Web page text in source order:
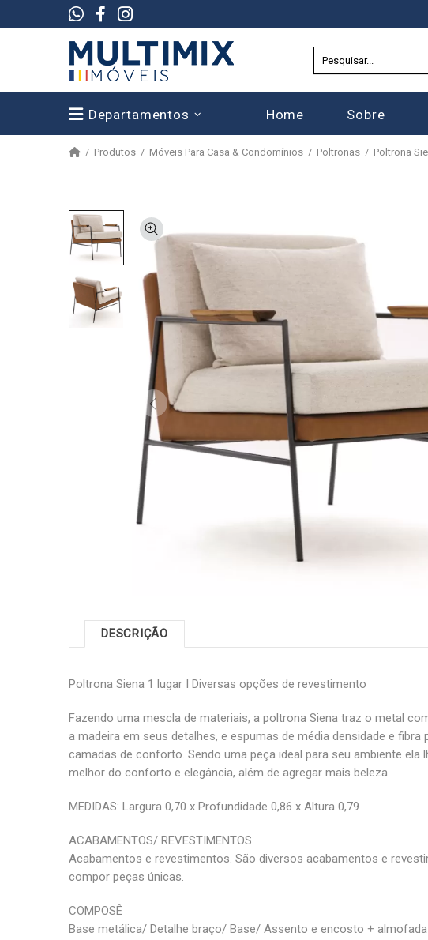
Departamentos Home Sobre
Produtos Móveis Para Casa & Condomínios Poltronas Poltrona
DESCRIÇÃO
Poltrona Siena 1 lugar I Diversas opções de revestimento
Fazendo uma mescla de materiais, a poltrona Siena traz o metal
a madeira em seus detalhes, e espumas de média densidade e fibra
camadas de conforto. Sendo uma peça ideal para seu ambiente ela
melhor do conforto e elegância, além de agregar mais beleza.
MEDIDAS: Largura 0,70 x Profundidade 0,86 x Altura 0,79
ACABAMENTOS/ REVESTIMENTOS
Acabamentos e revestimentos. São diversos acabamentos e
compor peças únicas.
COMPOSÊ
Base metálica/ Detalhe braço/ Base/ Assento e encosto +